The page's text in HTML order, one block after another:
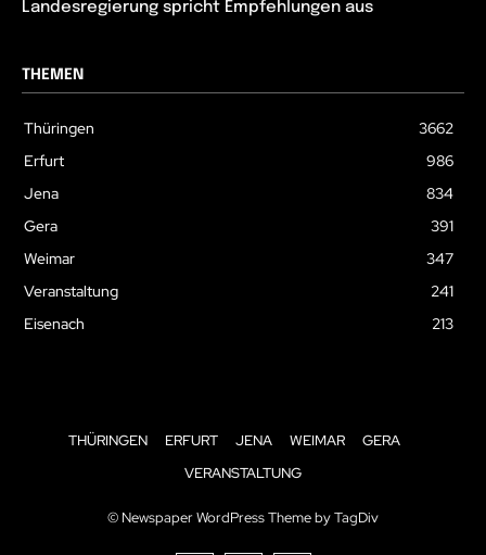
Landesregierung spricht Empfehlungen aus
THEMEN
Thüringen
3662
Erfurt
986
Jena
834
Gera
391
Weimar
347
Veranstaltung
241
Eisenach
213
THÜRINGEN ERFURT JENA WEIMAR
GERA
VERANSTALTUNG
© Newspaper WordPress Theme by TagDiv